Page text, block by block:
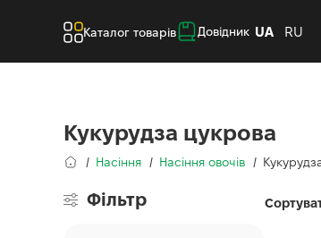
Каталог товарів Довідник UA RU
Кукурудза цукрова
Насіння Насіння овочів
Фільтр